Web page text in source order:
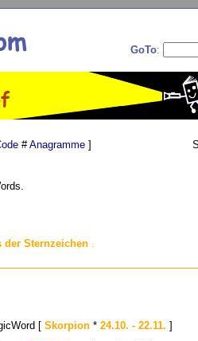
GoTo:
#Anagramme ]
der Sternzeichen .
[ Skorpion * 24.10. - 22.11. ]